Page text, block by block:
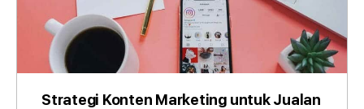
Strategi Konten Marketing untuk Jualan